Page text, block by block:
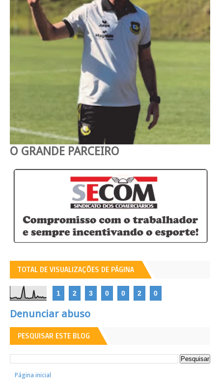
O GRANDE PARCEIRO
TOTAL DE VISUALIZAÇÕES DE PÁGINA
1 2 3 0 0 2 0
Denunciar abuso
PESQUISAR ESTE BLOG
Página inicial